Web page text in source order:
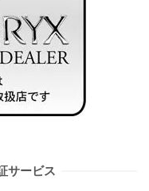
サービス